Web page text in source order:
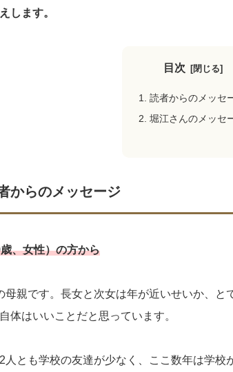
します。
目次
読者からのメッセ
堀江さんのメッセ
からのメッセージ
、女性）の方から
母親です。長女と次女は年が近いせいか、と
体はいいことだと思っています。
人とも学校の友達が少なく、ここ数年は学校